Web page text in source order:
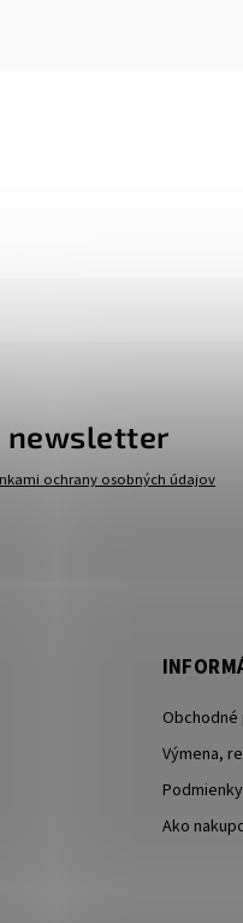
newsletter
ochrany osobných údajov
Výmena,
Ako